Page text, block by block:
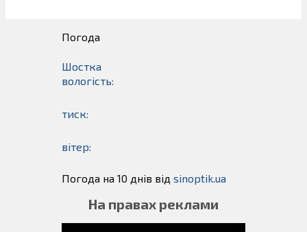
Погода
Шостка
вологість:
тиск:
вітер:
Погода на 10 днів від sinoptik.ua
На правах реклами